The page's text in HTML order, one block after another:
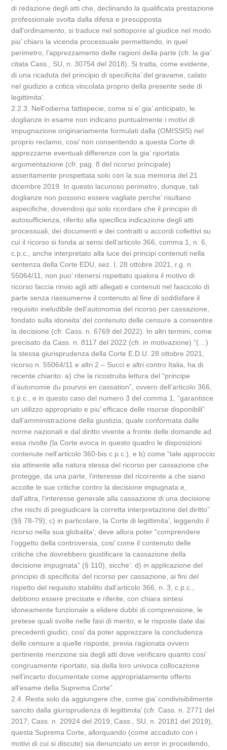
di redazione degli atti che, declinando la qualificata prestazione
professionale svolta dalla difesa e presupposta
dall’ordinamento, si traduce nel sottoporre al giudice nel modo
piu’ chiaro la vicenda processuale permettendo, in quel
perimetro, l’apprezzamento delle ragioni della parte (cfr. la gia’
citata Cass., SU, n. 30754 del 2018). Si tratta, come evidente,
di una ricaduta del principio di specificita’ del gravame, calato
nel giudizio a critica vincolata proprio della presente sede di
legittimita’.
2.2.3. Nell’odierna fattispecie, come si e’ gia’ anticipato, le
doglianze in esame non indicano puntualmente i motivi di
impugnazione originariamente formulati dalla (OMISSIS) nel
proprio reclamo, cosi’ non consentendo a questa Corte di
apprezzarne eventuali differenze con la gia’ riportata
argomentazione (cfr. pag. 8 del ricorso principale)
asseritamente prospettata solo con la sua memoria del 21
dicembre 2019. In questo lacunoso perimetro, dunque, tali
doglianze non possono essere vagliate perche’ risultano
aspecifiche, dovendosi qui solo ricordare che il principio di
autosufficienza, riferito alla specifica indicazione degli atti
processuali, dei documenti e dei contratti o accordi collettivi su
cui il ricorso si fonda ai sensi dell’articolo 366, comma 1, n. 6,
c.p.c., anche interpretato alla luce dei principi contenuti nella
sentenza della Corte EDU, sez. I, 28 ottobre 2021, r.g. n.
55064/11, non puo’ ritenersi rispettato qualora il motivo di
ricorso faccia rinvio agli atti allegati e contenuti nel fascicolo di
parte senza riassumerne il contenuto al fine di soddisfare il
requisito ineludibile dell’autonomia del ricorso per cassazione,
fondato sulla idoneita’ del contenuto delle censure a consentire
la decisione (cfr. Cass. n. 6769 del 2022). In altri termini, come
precisato da Cass. n. 8117 del 2022 (cfr. in motivazione) “(…)
la stessa giurisprudenza della Corte E.D.U. 28 ottobre 2021,
ricorso n. 55064/11 e altri 2 – Succi e altri contro Italia, ha di
recente chiarito: a) che la ricostruita lettura del “principe
d’autonomie du pourvoi en cassation”, ovvero dell’articolo 366,
c.p.c., e in questo caso del numero 3 del comma 1, “garantisce
un utilizzo appropriato e piu’ efficace delle risorse disponibili”
dall’amministrazione della giustizia, quale conformata dalle
norme nazionali e dal diritto vivente a fronte delle domande ad
essa rivolte (la Corte evoca in questo quadro le disposizioni
contenute nell’articolo 360-bis c.p.c.), e b) come “tale approccio
sia attinente alla natura stessa del ricorso per cassazione che
protegge, da una parte, l’interesse del ricorrente a che siano
accolte le sue critiche contro la decisione impugnata e,
dall’altra, l’interesse generale alla cassazione di una decisione
che rischi di pregiudicare la corretta interpretazione del diritto”
(§§ 78-79); c) in particolare, la Corte di legittimita’, leggendo il
ricorso nella sua globalita’, deve allora poter “comprendere
l’oggetto della controversia, cosi’ come il contenuto delle
critiche che dovrebbero giustificare la cassazione della
decisione impugnata” (§ 110), sicche’: d) in applicazione del
principio di specificita’ del ricorso per cassazione, ai fini del
rispetto del requisito stabilito dall’articolo 366, n. 3, c.p.c.,
debbono essere precisate e riferite, con chiara sintesi
idoneamente funzionale a elidere dubbi di comprensione, le
pretese quali svolte nelle fasi di merito, e le risposte date dai
precedenti giudici, cosi’ da poter apprezzare la concludenza
delle censure a quelle risposte, previa ragionata ovvero
pertinente menzione sia degli atti dove verificare quanto cosi’
congruamente riportato, sia della loro univoca collocazione
nell’incarto documentale come appropriatamente offerto
all’esame della Suprema Corte”.
2.4. Resta solo da aggiungere che, come gia’ condivisibilmente
sancito dalla giurisprudenza di legittimita’ (cfr. Cass. n. 2771 del
2017; Cass. n. 20924 del 2019; Cass., SU, n. 20181 del 2019),
questa Suprema Corte, allorquando (come accaduto con i
motivi di cui si discute) sia denunciato un error in procedendo,